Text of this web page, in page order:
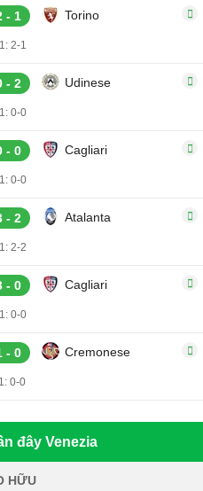
- 1 Torino
2-1
- 2 Udinese
0-0
- 0 Cagliari
0-0
- 2 Atalanta
2-2
- 0 Cagliari
0-0
- 0 Cremonese
0-0
đây Venezia
HỮU